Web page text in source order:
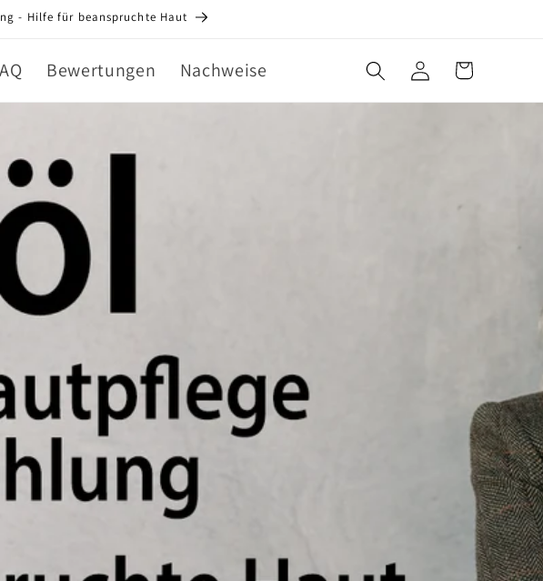
- Hilfe für beanspruchte Haut
Bewertungen Nachweise EinloggenWarenkorb